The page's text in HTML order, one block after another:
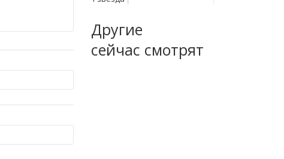
Другие
сейчас смотрят